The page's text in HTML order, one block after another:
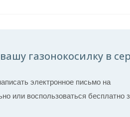
газонокосилку в
электронное письмо на
или воспользоваться